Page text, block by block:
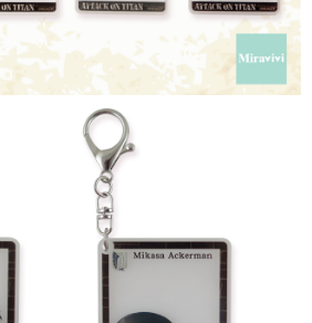
得法定代理人或監護人之同意方可使用
經同意申辦者引起之損失，本公司不負相關責
若仍有額度不足之情形，本公司將視審查結果
使用他人資訊註冊。若發現惡意使用之情形，
停止該用戶之使用額度並採取法律行動。